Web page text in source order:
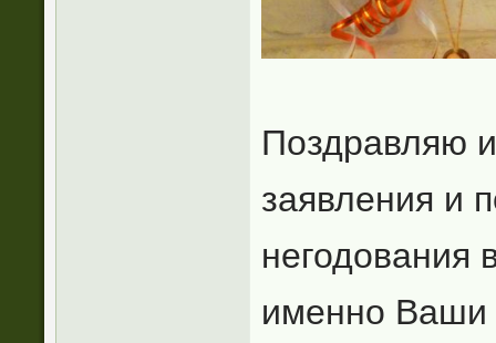
Поздравляю
заявления и
негодования
именно Ваши